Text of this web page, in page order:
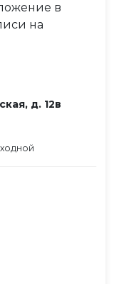
в
на
д. 12в